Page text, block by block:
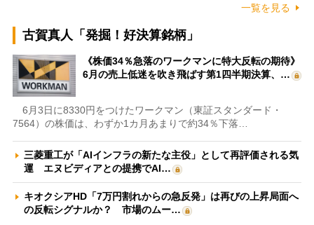
一覧を見る
古賀真人「発掘！好決算銘柄」
《株価34％急落のワークマンに特大反転の期待》
6月の売上低迷を吹き飛ばす第1四半期決算、…
6月3日に8330円をつけたワークマン（東証スタンダード・
7564）の株価は、わずか1カ月あまりで約34％下落…
三菱重工が「AIインフラの新たな主役」として再評価される気
運 エヌビディアとの提携でAI…
キオクシアHD「7万円割れからの急反発」は再びの上昇局面へ
の反転シグナルか？ 市場のムー…